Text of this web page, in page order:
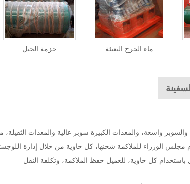
ماء الجرح التعبئة حزمة الحبل
والسوبر واسعة، والمعدات الكبيرة سوبر عالية والمعدات
تستخدم 40 أقدام مجلس الوزراء للملاكمة شحنها، كل حاوية من خلال
كل حاوية، للعميل حفظ الملاكمة، وتكلفة النقل